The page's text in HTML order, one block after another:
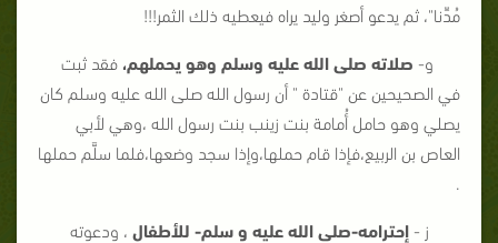
مُدِّنا"، ثم يدعو أصغر وليد يراه فيعطيه ذلك الثمر!!!
و- صلاته صلى الله عليه وسلم وهو يحملهم، فقد ثبت
في الصحيحين عن "قتادة " أن رسول الله صلى الله عليه وسلم كان
يصلي وهو حامل أُمامة بنت زينب بنت رسول الله ،وهي لأبي
العاص بن الربيع،فإذا قام حملها،وإذا سجد وضعها،فلما سلَّم حملها
.
ز - إحترامه-صلى الله عليه و سلم- للأطفال ، ودعوته